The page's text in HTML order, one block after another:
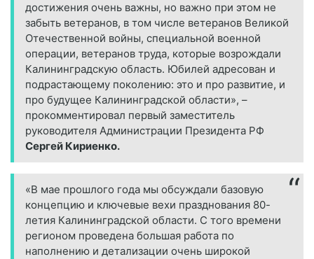
достижения очень важны, но важно при этом не
забыть ветеранов, в том числе ветеранов Великой
Отечественной войны, специальной военной
операции, ветеранов труда, которые возрождали
Калининградскую область. Юбилей адресован и
подрастающему поколению: это и про развитие, и
про будущее Калининградской области», –
прокомментировал первый заместитель
руководителя Администрации Президента РФ
Сергей Кириенко.
«В мае прошлого года мы обсуждали базовую
концепцию и ключевые вехи празднования 80-
летия Калининградской области. С того времени
регионом проведена большая работа по
наполнению и детализации очень широкой